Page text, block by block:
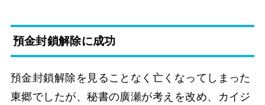
預金封鎖解除に成功
預金封鎖解除を見ることなく亡くなってしまった
東郷でしたが、秘書の廣瀬が考えを改め、カイジ